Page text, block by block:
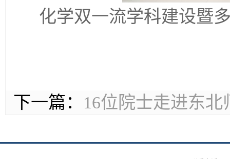
化学双一流学科建设暨
下一篇： 16位院士走进东